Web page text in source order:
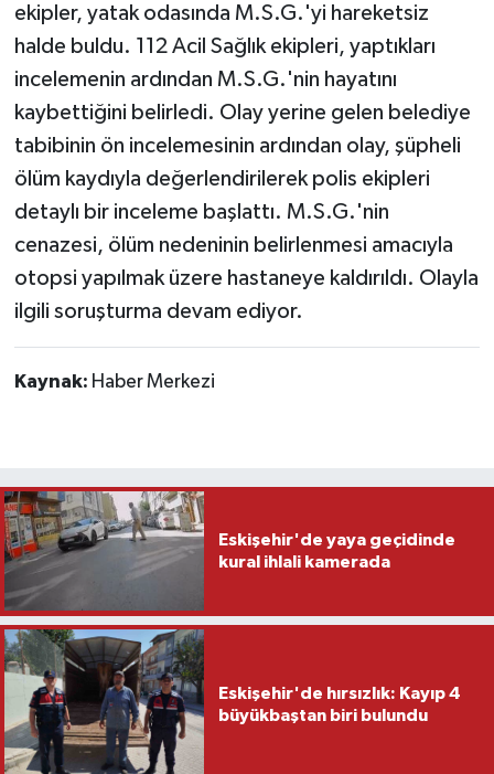
ekipler, yatak odasında M.S.G.'yi hareketsiz
halde buldu. 112 Acil Sağlık ekipleri, yaptıkları
incelemenin ardından M.S.G.'nin hayatını
kaybettiğini belirledi. Olay yerine gelen belediye
tabibinin ön incelemesinin ardından olay, şüpheli
ölüm kaydıyla değerlendirilerek polis ekipleri
detaylı bir inceleme başlattı. M.S.G.'nin
cenazesi, ölüm nedeninin belirlenmesi amacıyla
otopsi yapılmak üzere hastaneye kaldırıldı. Olayla
ilgili soruşturma devam ediyor.
Kaynak: Haber Merkezi
Eskişehir'de yaya geçidinde
kural ihlali kamerada
Eskişehir'de hırsızlık: Kayıp 4
büyükbaştan biri bulundu